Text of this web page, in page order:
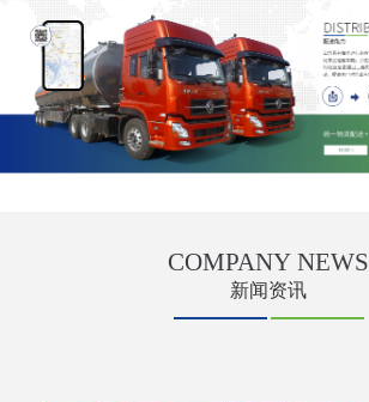
COMPANY NEWS
新闻资讯